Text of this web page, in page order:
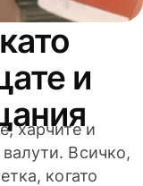
и
харчите и
Всичко,
когато